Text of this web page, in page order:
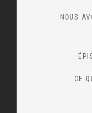
NOUS
CE